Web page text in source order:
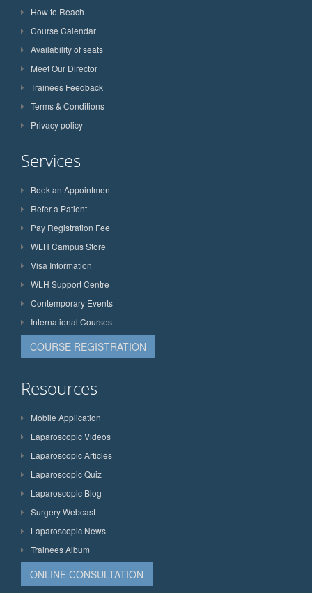
How to Reach
Course Calendar
Availability of seats
Meet Our Director
Trainees Feedback
Terms & Conditions
Privacy policy
Services
Book an Appointment
Refer a Patient
Pay Registration Fee
WLH Campus Store
Visa Information
WLH Support Centre
Contemporary Events
International Courses
COURSE REGISTRATION
Resources
Mobile Application
Laparoscopic Videos
Laparoscopic Articles
Laparoscopic Quiz
Laparoscopic Blog
Surgery Webcast
Laparoscopic News
Trainees Album
ONLINE CONSULTATION